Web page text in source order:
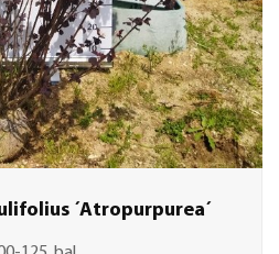
´Atropurpurea´